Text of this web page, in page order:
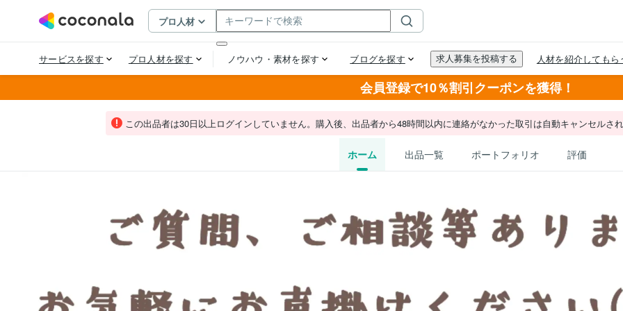
会員登録で10％割引クーポンを獲得！
この出品者は30日以上ログインしていません。購入後、出品者から48時間以内に連絡がなかった取引は自動キャンセルさ
ホーム 出品一覧 ポートフォリオ 評価